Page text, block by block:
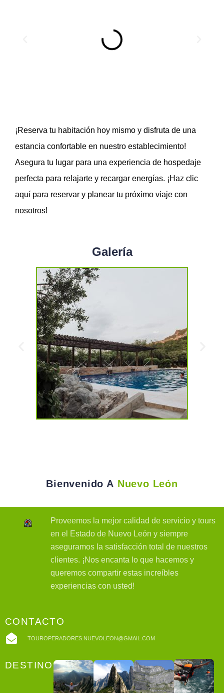
¡Reserva tu habitación hoy mismo y disfruta de una
estancia confortable en nuestro establecimiento!
Asegura tu lugar para una experiencia de hospedaje
perfecta para relajarte y recargar energías. ¡Haz clic
aquí para reservar y planear tu próximo viaje con
nosotros!
Galería
Bienvenido A Nuevo León
Proveemos la mejor calidad de servicio y tours
en el Estado de Nuevo León y siempre
aseguramos la satisfacción total de nuestros
clientes. ¡Nos encanta lo que hacemos y
queremos compartir estas increíbles
experiencias con usted!
CONTACTO
TOUROPERADORES.NUEVOLEON@GMAIL.COM
DESTINOS